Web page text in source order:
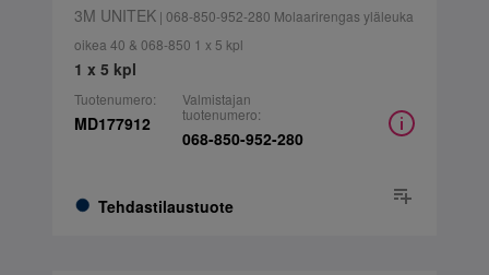
3M UNITEK| 068-850-952-280 Molaarirengas yläleuka
oikea 40 & 068-850 1 x 5 kpl
1 x 5 kpl
Tuotenumero:
MD177912
Tehdastilaustuote
Valmistajan
tuotenumero:
068-850-952-280